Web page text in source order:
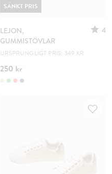
LEJON,
GUMMISTÖVLAR
4
URSPRUNGLIGT PRIS: 349 KR
250 kr
SÄNKT PRIS